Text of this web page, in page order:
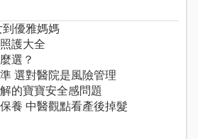
優雅媽媽
護大全
選？
選對醫院是風險管理
的寶寶安全感問題
養 中醫觀點看產後掉髮